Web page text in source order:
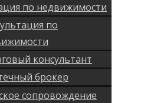
по недвижимости
по
консультант
брокер
сопровождение